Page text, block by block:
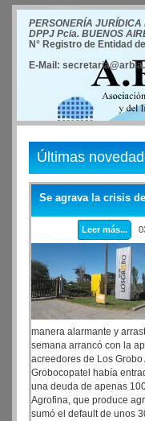
PERSONERÍA
DPPJ Pcia. BUENOS
N° Registro de Entidad
E-Mail:
Últimas
Se agrava la crisis
Leer más...
manera alarmante y
semana arrancó con la
acreedores de Los
Grobocopatel había
una deuda de apenas
Agrofina, que produce
sumó el default de unos